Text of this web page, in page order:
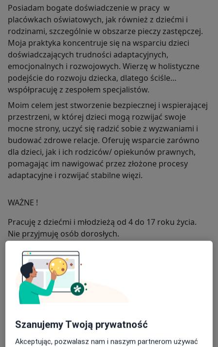
Posiadam bogate doświadczenie w pracy w
placówkach oświatowych, jak również z dziećmi i
rodzinami, szczególnie w obszarze pieczy zastępczej.
Moja praktyka koncentruje się na wsparciu dzieci
doświadczających trudności adaptacyjnych,
emocjonalnych i rozwojowych. Wierzę w holistyczne
podejście do rozwoju dziecka, dlatego ściśle
współpracuję z zespołem specjalistów.
Moim celem jest stworzenie bezpiecznej i wspierającej
przestrzeni, w której dzieci mogą rozwijać swoje
mocne strony, uczyć się radzić sobie z wyzwaniami i
budować zdrowe relacje. Oferuję wsparcie zarówno
dla dzieci, jak i ich rodziców/ opiekunów prawnych,
pomagając im nawigować przez złożone procesy
adaptacyjne i rozwijać stabilne więzi.
WAŻNE !
Pracuję z dziećmi i młodzieżą od 4 do 17 roku życia.
Nie przyjmuję osób dorosłych.
Pierwsza wizyta zawsze odbywa się z
rodzicem/opiekunem prawnym bez dziecka, w celu
przeprowadzenia dokładnego wywiadu i opracowania
wstępnej strategii terapeutycznej.
Opinia psychologiczna na wniosek rodzica wydawana
Szanujemy Twoją prywatność
Akceptując, pozwalasz nam i naszym partnerom używać